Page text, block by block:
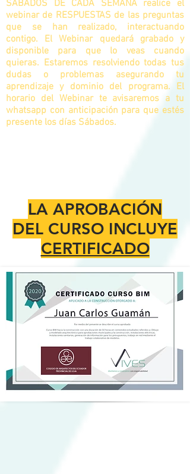
SÁBADOS DE CADA SEMANA realice el
webinar de RESPUESTAS de las preguntas
que se han realizado, interactuando
contigo. El Webinar quedará grabado y
disponible para que lo veas cuando
quieras. Estaremos resolviendo todas tus
dudas o problemas asegurando tu
aprendizaje y dominio del programa. El
horario del Webinar te avisaremos a tu
whatsapp con anticipación para que estés
presente los días Sábados.
LA APROBACIÓN
DEL CURSO INCLUYE
CERTIFICADO